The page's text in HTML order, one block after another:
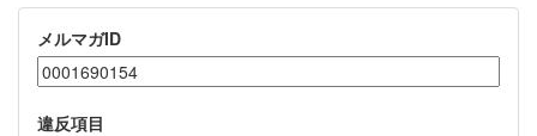
メルマガID
違反項目